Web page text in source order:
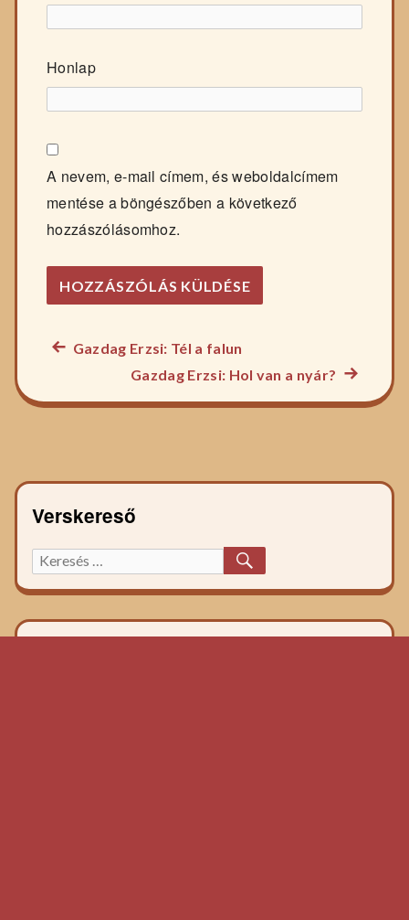
Honlap
A nevem, e-mail címem, és weboldalcímem
mentése a böngészőben a következő
hozzászólásomhoz.
Bejegyzés
navigáció
Előző
recept:
Gazdag Erzsi: Tél a falun
Gazdag Erzsi: Hol van a nyár?
főzelék
Verskereső
Keresett
főzelék